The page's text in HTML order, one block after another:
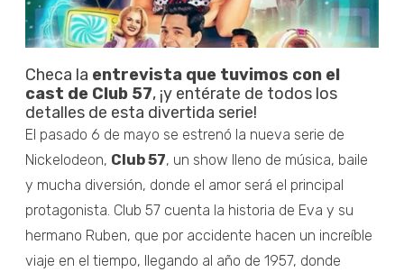
Checa la entrevista que tuvimos con el
cast de Club 57, ¡y entérate de todos los
detalles de esta divertida serie!
El pasado 6 de mayo se estrenó la nueva serie de
Nickelodeon, Club 57, un show lleno de música, baile
y mucha diversión, donde el amor será el principal
protagonista. Club 57 cuenta la historia de Eva y su
hermano Ruben, que por accidente hacen un increíble
viaje en el tiempo, llegando al año de 1957, donde